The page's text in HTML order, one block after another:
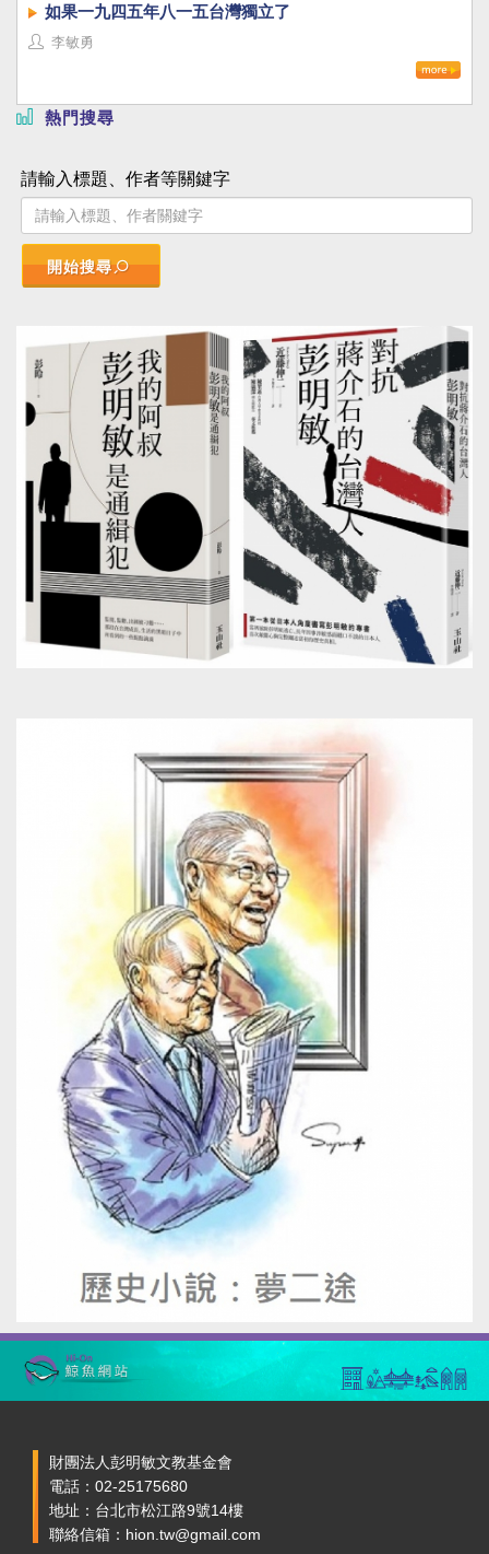
如果一九四五年八一五台灣獨立了
李敏勇
熱門搜尋
請輸入標題、作者等關鍵字
開始搜尋
財團法人彭明敏文教基金會
電話：02-25175680
地址：台北市松江路9號14樓
聯絡信箱：hion.tw@gmail.com